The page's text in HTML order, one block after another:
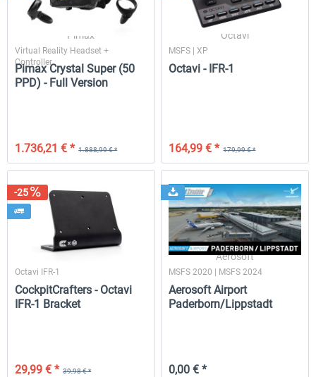
Pimax
Virtual Reality Headset +
Controller
Pimax Crystal Super (50
PPD) - Full Version
1.888,99 € *
1.736,21 € *
Octavi
MSFS | XP
Octavi - IFR-1
179,99 € *
164,99 € *
-25
Octavi IFR-1
CockpitCrafters - Octavi
IFR-1 Bracket
39,98 € *
29,99 € *
Aerosoft
MSFS 2020 | MSFS 2024
Aerosoft Airport
Paderborn/Lippstadt
0,00 € *